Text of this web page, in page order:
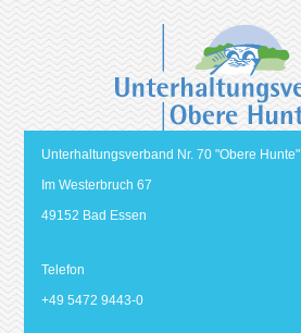
Unterhaltungsverband Nr. 70 "Obere Hunte"
Im Westerbruch 67
49152 Bad Essen
Telefon
+49 5472 9443-0